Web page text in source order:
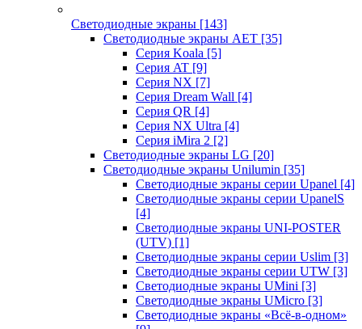
Светодиодные экраны [143]
Светодиодные экраны AET [35]
Cерия Koala [5]
Серия AT [9]
Серия NX [7]
Серия Dream Wall [4]
Серия QR [4]
Серия NX Ultra [4]
Серия iMira 2 [2]
Светодиодные экраны LG [20]
Светодиодные экраны Unilumin [35]
Светодиодные экраны серии Upanel [4]
Светодиодные экраны серии UpanelS
[4]
Светодиодные экраны UNI-POSTER
(UTV) [1]
Светодиодные экраны серии Uslim [3]
Светодиодные экраны серии UTW [3]
Светодиодные экраны UMini [3]
Светодиодные экраны UMicro [3]
Светодиодные экраны «Всё-в-одном»